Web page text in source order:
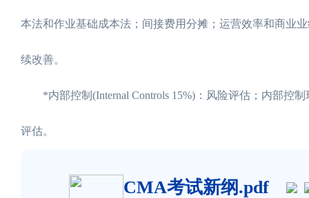
本法和作业基础成本法；间接费用分摊；运营效率和商业
续改善。
*内部控制(Internal Controls 15%)：风险评估；内部控
评估。
CMA考试新纲.pdf